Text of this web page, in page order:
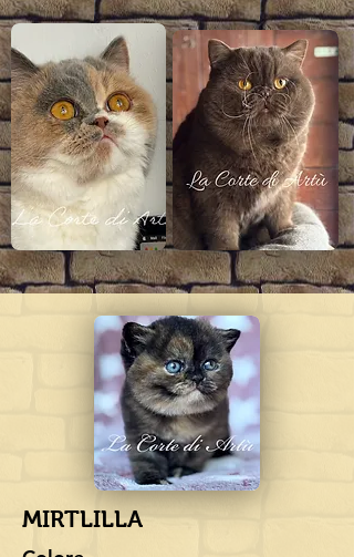
MIRTLILLA